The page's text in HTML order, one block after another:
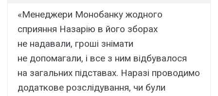
«Менеджери Монобанку жодного
сприяння Назарію в його зборах
не надавали, гроші знімати
не допомагали, і все з ним відбувалося
на загальних підставах. Наразі проводимо
додаткове розслідування, чи були